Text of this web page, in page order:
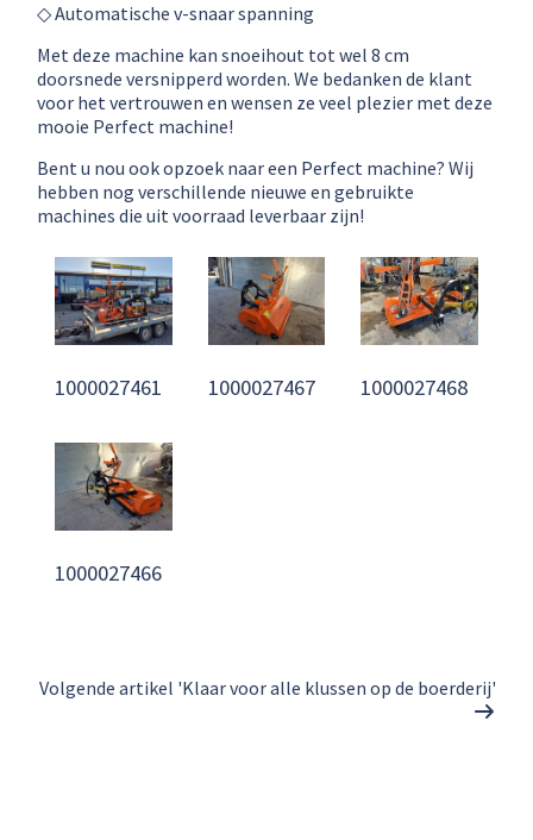
◇ Automatische v-snaar spanning
Met deze machine kan snoeihout tot wel 8 cm
doorsnede versnipperd worden. We bedanken de klant
voor het vertrouwen en wensen ze veel plezier met deze
mooie Perfect machine!
Bent u nou ook opzoek naar een Perfect machine? Wij
hebben nog verschillende nieuwe en gebruikte
machines die uit voorraad leverbaar zijn!
1000027461 1000027467 1000027468
1000027466
Volgende artikel 'Klaar voor alle klussen op de boerderij'